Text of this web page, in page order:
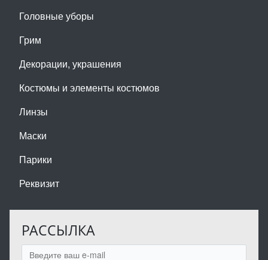
Головные уборы
Грим
Декорации, украшения
Костюмы и элементы костюмов
Линзы
Маски
Парики
Реквизит
РАССЫЛКА